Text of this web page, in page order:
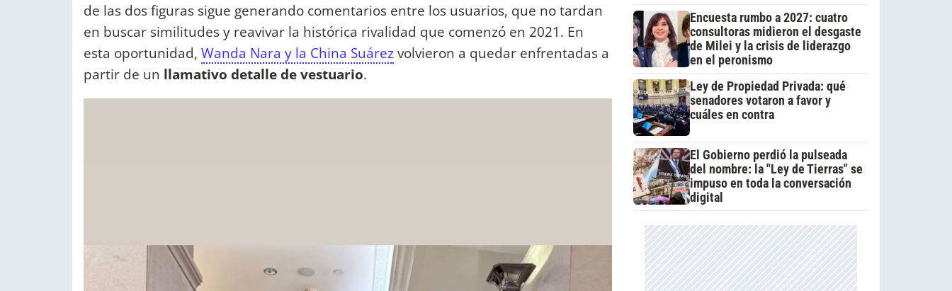
de las dos figuras sigue generando comentarios entre los usuarios, que no tardan
en buscar similitudes y reavivar la histórica rivalidad que comenzó en 2021. En
esta oportunidad, Wanda Nara y la China Suárezvolvieron a quedar enfrentadas a
partir de un llamativo detalle de vestuario.
Encuesta rumbo a 2027: cuatro
consultoras midieron el desgaste
de Milei y la crisis de liderazgo
en el peronismo
Ley de Propiedad Privada: qué
senadores votaron a favor y
cuáles en contra
El Gobierno perdió la pulseada
del nombre: la "Ley de Tierras" se
impuso en toda la conversación
digital